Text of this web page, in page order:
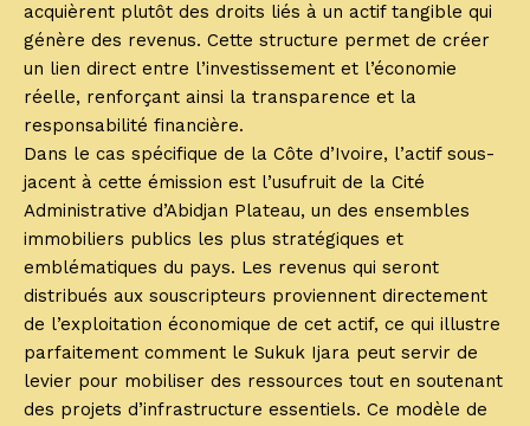
acquièrent plutôt des droits liés à un actif tangible qui
génère des revenus. Cette structure permet de créer
un lien direct entre l’investissement et l’économie
réelle, renforçant ainsi la transparence et la
responsabilité financière.
Dans le cas spécifique de la Côte d’Ivoire, l’actif sous-
jacent à cette émission est l’usufruit de la Cité
Administrative d’Abidjan Plateau, un des ensembles
immobiliers publics les plus stratégiques et
emblématiques du pays. Les revenus qui seront
distribués aux souscripteurs proviennent directement
de l’exploitation économique de cet actif, ce qui illustre
parfaitement comment le Sukuk Ijara peut servir de
levier pour mobiliser des ressources tout en soutenant
des projets d’infrastructure essentiels. Ce modèle de